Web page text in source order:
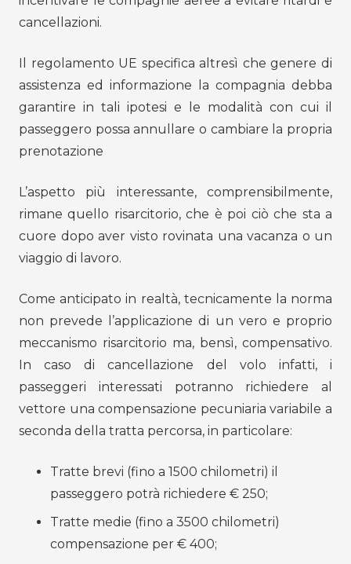
cancellazioni.
Il regolamento UE specifica altresì che genere di
assistenza ed informazione la compagnia debba
garantire in tali ipotesi e le modalità con cui il
passeggero possa annullare o cambiare la propria
prenotazione
L’aspetto più interessante, comprensibilmente,
rimane quello risarcitorio, che è poi ciò che sta a
cuore dopo aver visto rovinata una vacanza o un
viaggio di lavoro.
Come anticipato in realtà, tecnicamente la norma
non prevede l’applicazione di un vero e proprio
meccanismo risarcitorio ma, bensì, compensativo.
In caso di cancellazione del volo infatti, i
passeggeri interessati potranno richiedere al
vettore una compensazione pecuniaria variabile a
seconda della tratta percorsa, in particolare:
Tratte brevi (fino a 1500 chilometri) il
passeggero potrà richiedere € 250;
Tratte medie (fino a 3500 chilometri)
compensazione per € 400;